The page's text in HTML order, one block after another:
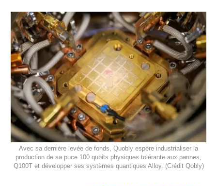
Avec sa dernière levée de fonds, Quobly espère industrialiser la
production de sa puce 100 qubits physiques tolérante aux pannes,
Q100T et développer ses systèmes quantiques Alloy. (Crédit Qobly)